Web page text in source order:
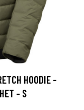
HOODIE -
- S